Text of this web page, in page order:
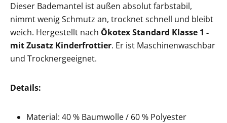
Dieser Bademantel ist außen absolut farbstabil,
nimmt wenig Schmutz an, trocknet schnell und bleibt
weich. Hergestellt nach Ökotex Standard Klasse 1 -
mit Zusatz Kinderfrottier. Er ist Maschinenwaschbar
und Trocknergeeignet.
Details:
Material: 40 % Baumwolle / 60 % Polyester